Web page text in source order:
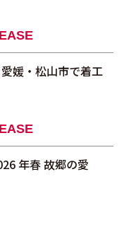
媛・松山市で着工
年春 故郷の愛